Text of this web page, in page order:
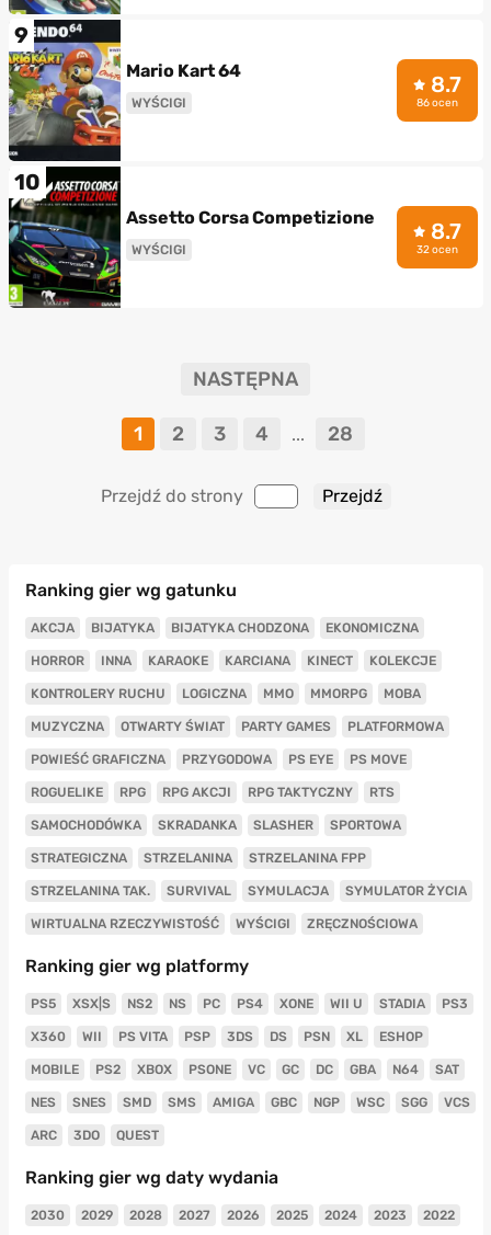
9
Mario Kart 64
WYŚCIGI
8.7
86 ocen
10
Assetto Corsa Competizione
WYŚCIGI
8.7
32 ocen
NASTĘPNA
1 2 3 4 ... 28
Przejdź do strony
Ranking gier wg gatunku
AKCJA BIJATYKA BIJATYKA CHODZONA EKONOMICZNA
HORROR INNA KARAOKE KARCIANA KINECT KOLEKCJE
KONTROLERY RUCHU LOGICZNA MMO MMORPG MOBA
MUZYCZNA OTWARTY ŚWIAT PARTY GAMES PLATFORMOWA
POWIEŚĆ GRAFICZNA PRZYGODOWA PS EYE PS MOVE
ROGUELIKE RPG RPG AKCJI RPG TAKTYCZNY RTS
SAMOCHODÓWKA SKRADANKA SLASHER SPORTOWA
STRATEGICZNA STRZELANINA STRZELANINA FPP
STRZELANINA TAK. SURVIVAL SYMULACJA SYMULATOR ŻYCIA
WIRTUALNA RZECZYWISTOŚĆ WYŚCIGI ZRĘCZNOŚCIOWA
Ranking gier wg platformy
PS5 XSX|S NS2 NS PC PS4 XONE WII U STADIA PS3
X360 WII PS VITA PSP 3DS DS PSN XL ESHOP
MOBILE PS2 XBOX PSONE VC GC DC GBA N64 SAT
NES SNES SMD SMS AMIGA GBC NGP WSC SGG VCS
ARC 3DO QUEST
Ranking gier wg daty wydania
2030 2029 2028 2027 2026 2025 2024 2023 2022